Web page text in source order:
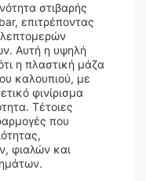
στιβαρής
επιτρέποντας
Αυτή η υψηλή
η πλαστική μάζα
καλουπιού, με
φινίρισμα
Τέτοιες
που
φιαλών και